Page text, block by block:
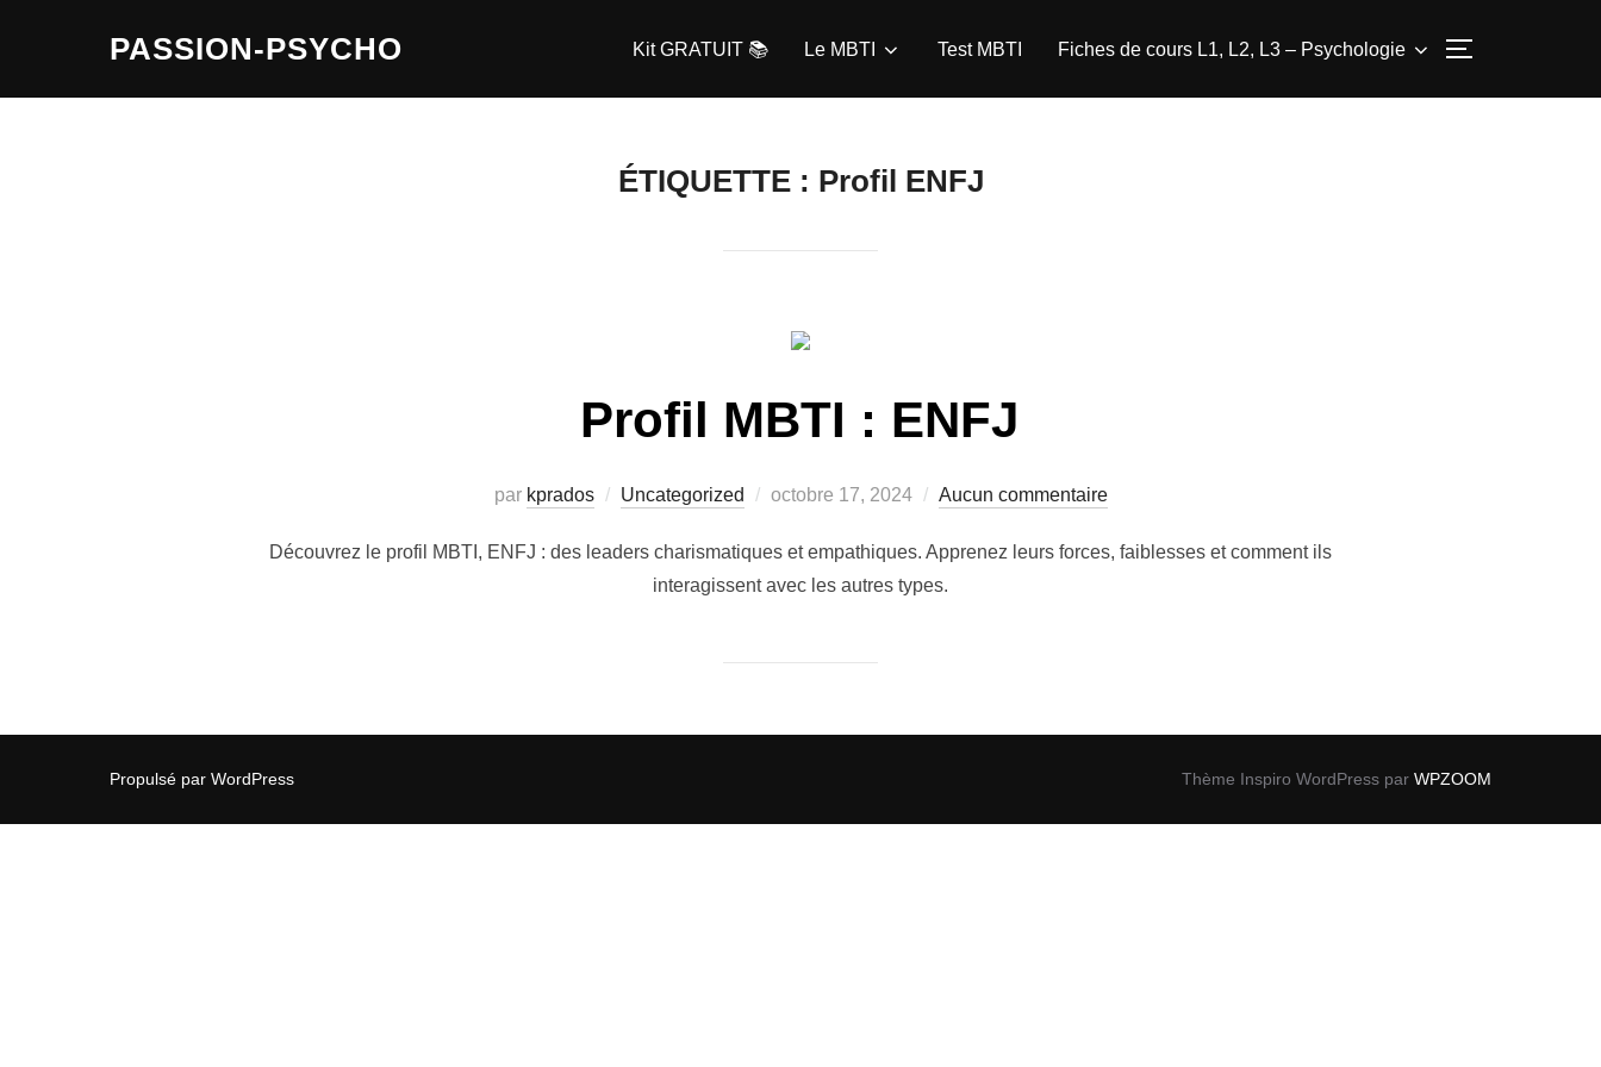
PASSION-PSYCHO Kit GRATUIT 📚 Le MBTI Test MBTI Fiches de cours L1, L2, L3 – Psychologie PERMUTER
ÉTIQUETTE : Profil ENFJ
Profil MBTI : ENFJ
par kprados Uncategorized
Publié
octobre 17, 2024 Aucun commentaire
Découvrez le profil MBTI, ENFJ : des leaders charismatiques et empathiques. Apprenez leurs forces, faiblesses et comment ils
interagissent avec les autres types.
Propulsé par WordPress Thème Inspiro WordPress par WPZOOM